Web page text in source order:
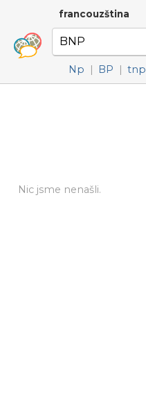
francouzština
Np | BP | tnp
Nic jsme nenašli.